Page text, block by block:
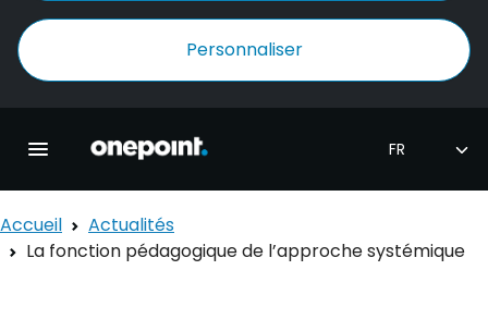
Personnaliser
Accueil Onepoint
Accueil
Actualités
La fonction pédagogique de l’approche systémique